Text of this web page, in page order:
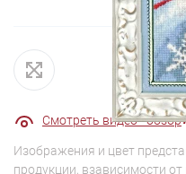
Смотреть видео - обзор
Изображения и цвет
продукции, взависимости